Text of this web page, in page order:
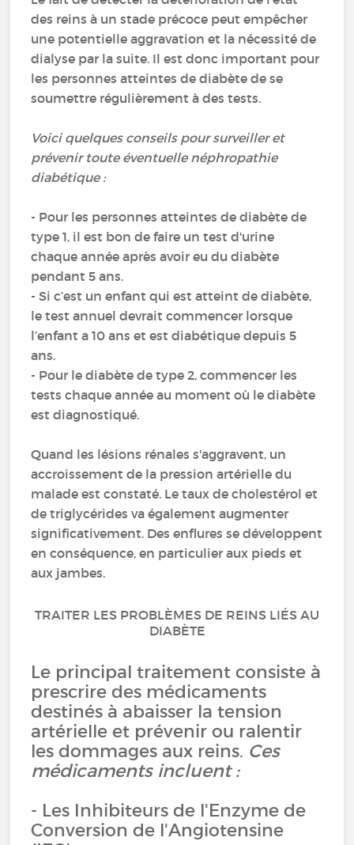
des reins à un stade précoce peut empêcher
une potentielle aggravation et la nécessité de
dialyse par la suite. Il est donc important pour
les personnes atteintes de diabète de se
soumettre régulièrement à des tests.
Voici quelques conseils pour surveiller et
prévenir toute éventuelle néphropathie
diabétique :
- Pour les personnes atteintes de diabète de
type 1, il est bon de faire un test d'urine
chaque année après avoir eu du diabète
pendant 5 ans.
- Si c’est un enfant qui est atteint de diabète,
le test annuel devrait commencer lorsque
l’enfant a 10 ans et est diabétique depuis 5
ans.
- Pour le diabète de type 2, commencer les
tests chaque année au moment où le diabète
est diagnostiqué.
Quand les lésions rénales s'aggravent, un
accroissement de la pression artérielle du
malade est constaté. Le taux de cholestérol et
de triglycérides va également augmenter
significativement. Des enflures se développent
en conséquence, en particulier aux pieds et
aux jambes.
TRAITER LES PROBLÈMES DE REINS LIÉS AU
DIABÈTE
Le principal traitement consiste à
prescrire des médicaments
destinés à abaisser la tension
artérielle et prévenir ou ralentir
les dommages aux reins. Ces
médicaments incluent :
- Les Inhibiteurs de l'Enzyme de
Conversion de l'Angiotensine